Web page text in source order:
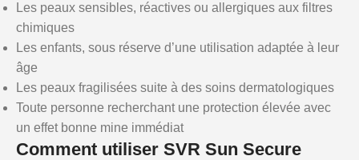
Les peaux sensibles, réactives ou allergiques aux filtres
chimiques
Les enfants, sous réserve d’une utilisation adaptée à leur
âge
Les peaux fragilisées suite à des soins dermatologiques
Toute personne recherchant une protection élevée avec
un effet bonne mine immédiat
Comment utiliser SVR Sun Secure